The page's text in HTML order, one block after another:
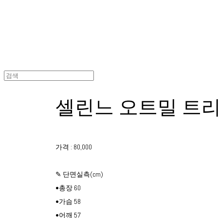
셀린느 오트밀 트
가격 : 80,000
✎ 단면실측(cm)
•총장 60
•가슴 58
•어깨 57